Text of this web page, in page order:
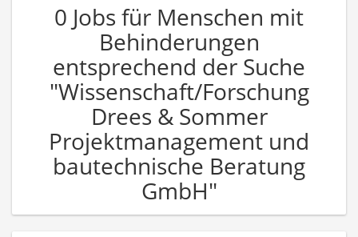
0 Jobs für Menschen mit
Behinderungen
entsprechend der Suche
"Wissenschaft/Forschung
Drees & Sommer
Projektmanagement und
bautechnische Beratung
GmbH"